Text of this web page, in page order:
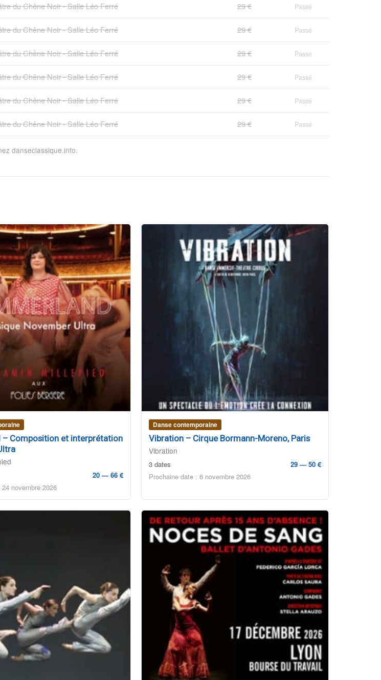
du Chêne Noir - Salle Léo Ferré 29 € Passé
du Chêne Noir - Salle Léo Ferré 29 € Passé
du Chêne Noir - Salle Léo Ferré 29 € Passé
du Chêne Noir - Salle Léo Ferré 29 € Passé
du Chêne Noir - Salle Léo Ferré 29 € Passé
du Chêne Noir - Salle Léo Ferré 29 € Passé
danseclassique.info.
– Composition et interprétation
20 — 66 €
novembre 2026
Danse contemporaine
Vibration – Cirque Bormann-Moreno, Paris
Vibration
3 dates
29 — 50 €
Prochaine date : 6 novembre 2026